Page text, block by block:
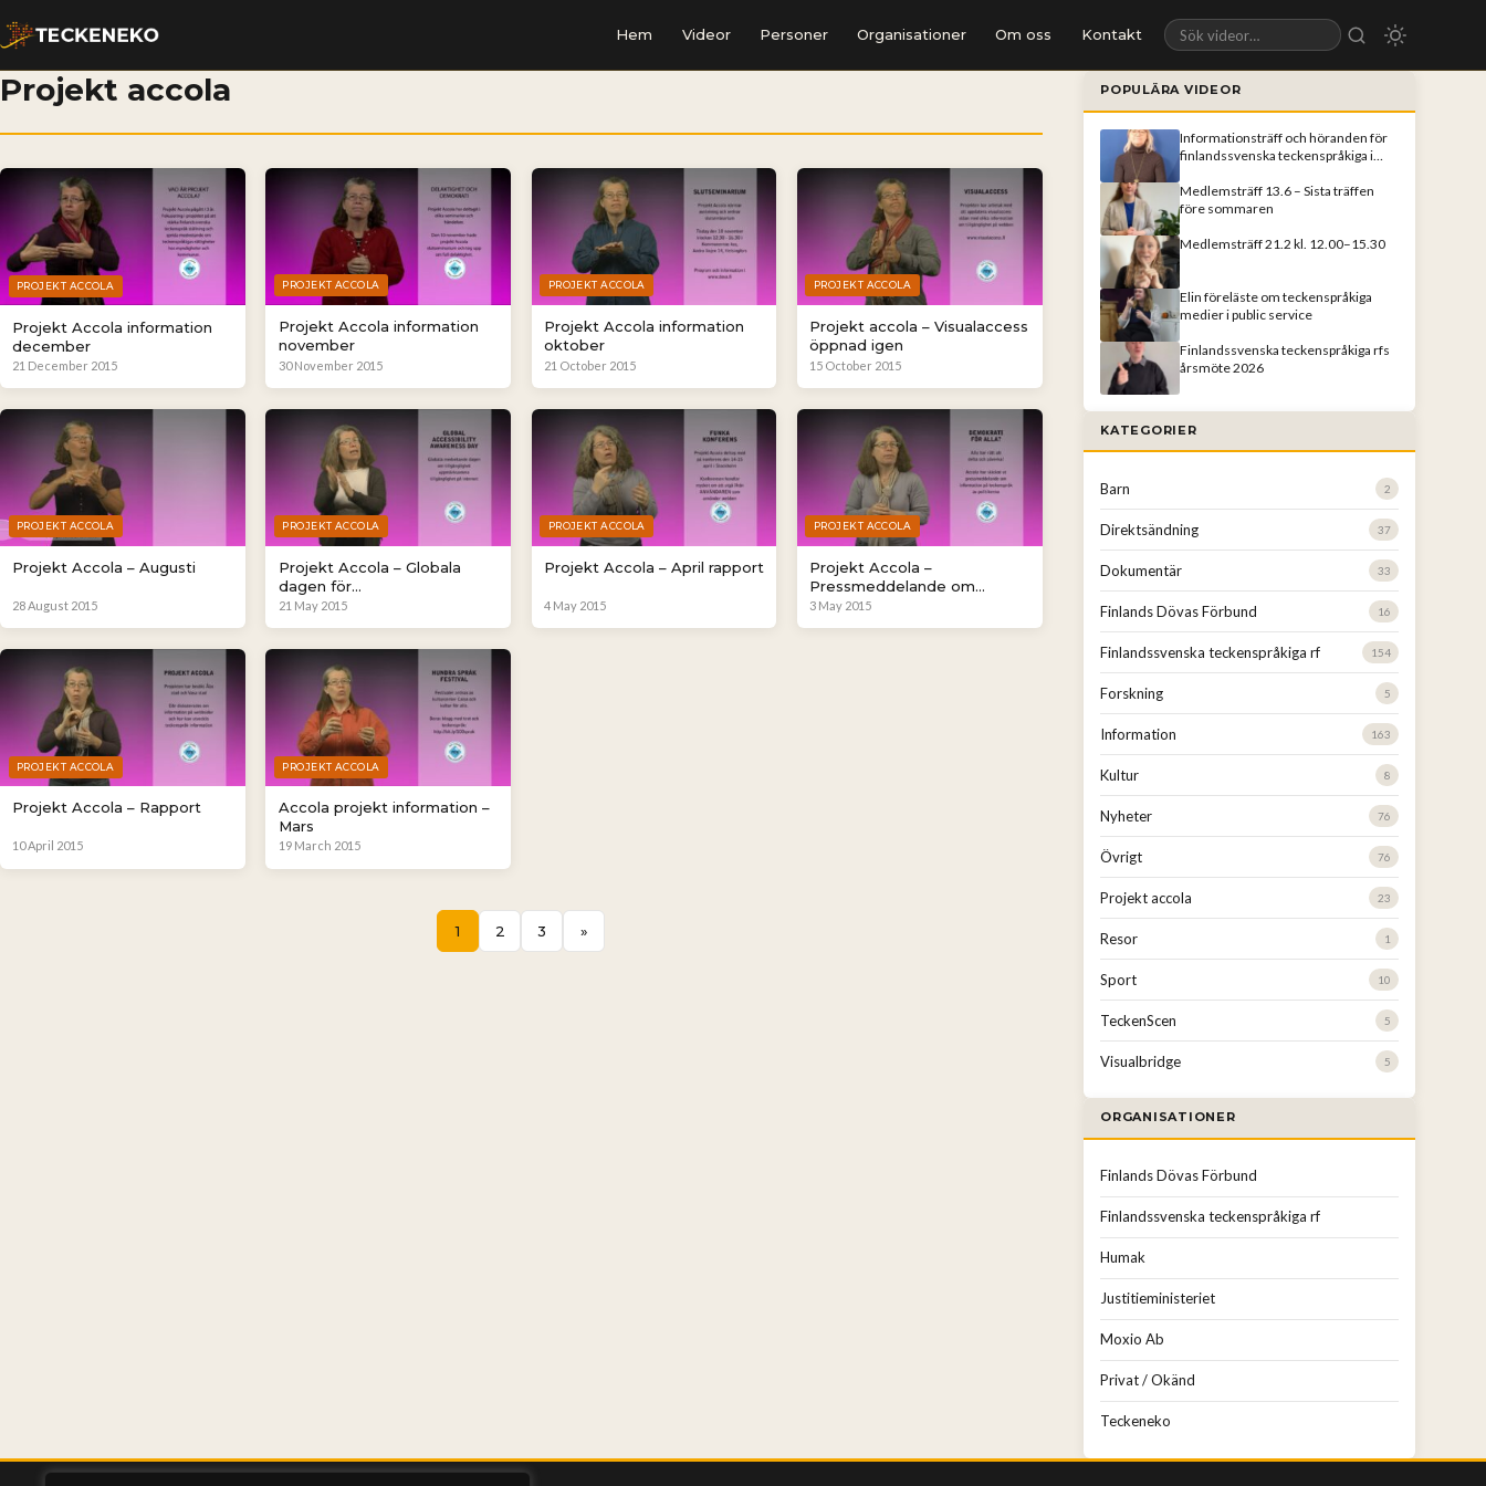
Hem Videor Personer Organisationer Om oss Kontakt
Sök videor
Projekt accola
PROJEKT ACCOLA
Projekt Accola information
december
21 December 2015
PROJEKT ACCOLA
Projekt Accola information
november
30 November 2015
PROJEKT ACCOLA
Projekt Accola information
oktober
21 October 2015
PROJEKT ACCOLA
Projekt accola – Visualaccess
öppnad igen
15 October 2015
PROJEKT ACCOLA
Projekt Accola – Augusti
28 August 2015
PROJEKT ACCOLA
Projekt Accola – Globala
dagen för
tillgänglighetsmedvetande
21 May 2015
PROJEKT ACCOLA
Projekt Accola – April rapport
4 May 2015
PROJEKT ACCOLA
Projekt Accola –
Pressmeddelande om
demokrati
3 May 2015
PROJEKT ACCOLA
Projekt Accola – Rapport
10 April 2015
PROJEKT ACCOLA
Accola projekt information –
Mars
19 March 2015
1 2 3 »
POPULÄRA VIDEOR
Informationsträff och höranden för
finlandssvenska teckenspråkiga i
Medlemsträff 13.6 – Sista träffen
före sommaren
Medlemsträff 21.2 kl. 12.00–15.30
Elin föreläste om teckenspråkiga
medier i public service
Finlandssvenska teckenspråkiga rfs
årsmöte 2026
KATEGORIER
Barn 2
Direktsändning 37
Dokumentär 33
Finlands Dövas Förbund 16
Finlandssvenska teckenspråkiga rf 154
Forskning 5
Information 163
Kultur 8
Nyheter 76
Övrigt 76
Projekt accola 23
Resor 1
Sport 10
TeckenScen 5
Visualbridge 5
ORGANISATIONER
Finlands Dövas Förbund
Finlandssvenska teckenspråkiga rf
Humak
Justitieministeriet
Moxio Ab
Privat / Okänd
Teckeneko